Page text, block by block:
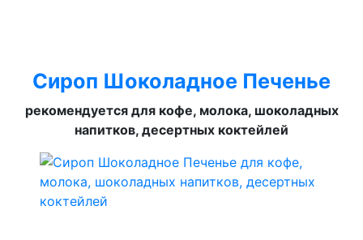
Сироп Шоколадное Печенье
рекомендуется для кофе, молока, шоколадных
напитков, десертных коктейлей